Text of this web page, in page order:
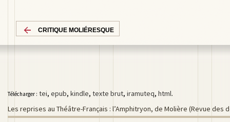
CRITIQUE MOLIÉRESQUE
Télécharger : tei, epub, kindle, texte brut, iramuteq, html.
Les reprises au Théâtre-Français : l’Amphitryon, de Molière (Revue des